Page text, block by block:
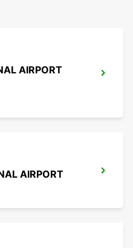
AIRPORT
AIRPORT